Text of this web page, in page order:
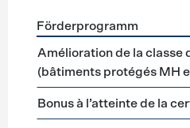
Förderprogramme
Förderprogramm
Amélioration de la classe
(bâtiments protégés MH
Bonus à l’atteinte de la